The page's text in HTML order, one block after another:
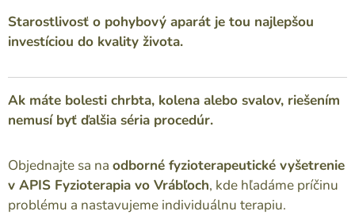
Starostlivosť o pohybový aparát je tou najlepšou
investíciou do kvality života.
Ak máte bolesti chrbta, kolena alebo svalov, riešením
nemusí byť ďalšia séria procedúr.
Objednajte sa na odborné fyzioterapeutické vyšetrenie
v APIS Fyzioterapia vo Vrábľoch, kde hľadáme príčinu
problému a nastavujeme individuálnu terapiu.